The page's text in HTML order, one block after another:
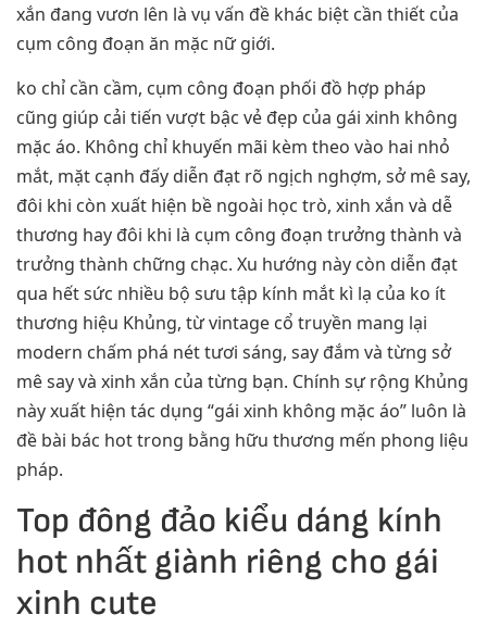
xắn đang vươn lên là vụ vấn đề khác biệt cần thiết của
cụm công đoạn ăn mặc nữ giới.
ko chỉ cần cầm, cụm công đoạn phối đồ hợp pháp
cũng giúp cải tiến vượt bậc vẻ đẹp của gái xinh không
mặc áo. Không chỉ khuyến mãi kèm theo vào hai nhỏ
mắt, mặt cạnh đấy diễn đạt rõ ngịch nghợm, sở mê say,
đôi khi còn xuất hiện bề ngoài học trò, xinh xắn và dễ
thương hay đôi khi là cụm công đoạn trưởng thành và
trưởng thành chững chạc. Xu hướng này còn diễn đạt
qua hết sức nhiều bộ sưu tập kính mắt kì lạ của ko ít
thương hiệu Khủng, từ vintage cổ truyền mang lại
modern chấm phá nét tươi sáng, say đắm và từng sở
mê say và xinh xắn của từng bạn. Chính sự rộng Khủng
này xuất hiện tác dụng “gái xinh không mặc áo” luôn là
đề bài bác hot trong bằng hữu thương mến phong liệu
pháp.
Top đông đảo kiểu dáng kính
hot nhất giành riêng cho gái
xinh cute